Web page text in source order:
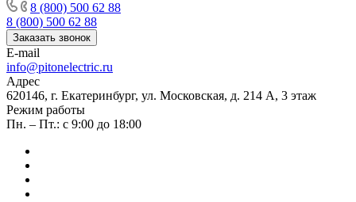
8 (800) 500 62 88
8 (800) 500 62 88
Заказать звонок
E-mail
info@pitonelectric.ru
Адрес
620146, г. Екатеринбург, ул. Московская, д. 214 А, 3 этаж
Режим работы
Пн. – Пт.: с 9:00 до 18:00